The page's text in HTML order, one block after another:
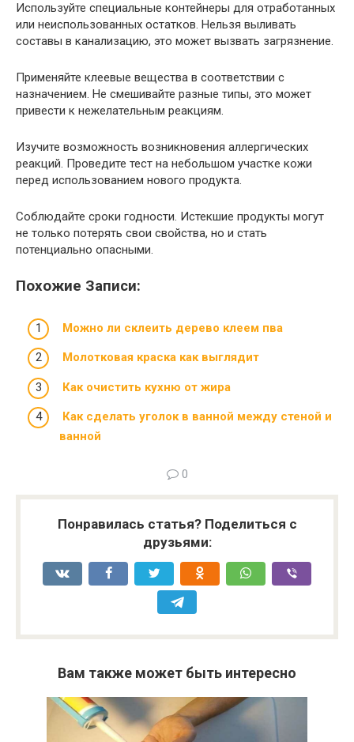
Используйте специальные контейнеры для отработанных
или неиспользованных остатков. Нельзя выливать
составы в канализацию, это может вызвать загрязнение.
Применяйте клеевые вещества в соответствии с
назначением. Не смешивайте разные типы, это может
привести к нежелательным реакциям.
Изучите возможность возникновения аллергических
реакций. Проведите тест на небольшом участке кожи
перед использованием нового продукта.
Соблюдайте сроки годности. Истекшие продукты могут
не только потерять свои свойства, но и стать
потенциально опасными.
Похожие Записи:
Можно ли склеить дерево клеем пва
Молотковая краска как выглядит
Как очистить кухню от жира
Как сделать уголок в ванной между стеной и
ванной
0
Понравилась статья? Поделиться с
друзьями:
Вам также может быть интересно